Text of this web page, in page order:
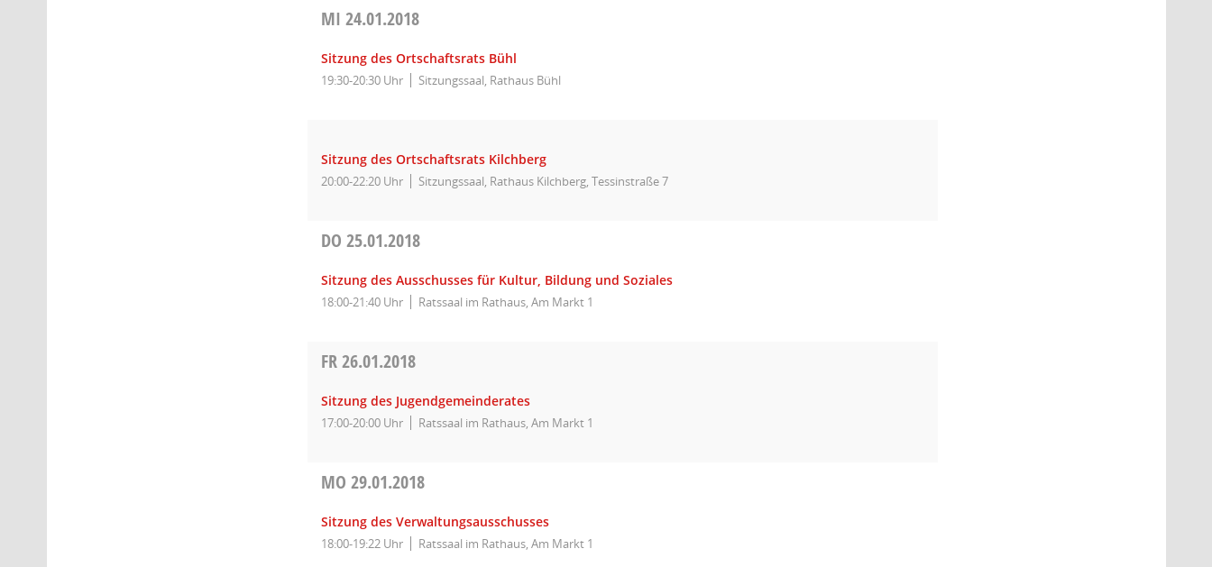
MI24.01.2018
Sitzung des Ortschaftsrats Bühl
19:30-20:30 Uhr Sitzungssaal, Rathaus Bühl
Sitzung des Ortschaftsrats Kilchberg
20:00-22:20 Uhr Sitzungssaal, Rathaus Kilchberg, Tessinstraße 7
DO25.01.2018
Sitzung des Ausschusses für Kultur, Bildung und Soziales
18:00-21:40 Uhr Ratssaal im Rathaus, Am Markt 1
FR26.01.2018
Sitzung des Jugendgemeinderates
17:00-20:00 Uhr Ratssaal im Rathaus, Am Markt 1
MO29.01.2018
Sitzung des Verwaltungsausschusses
18:00-19:22 Uhr Ratssaal im Rathaus, Am Markt 1